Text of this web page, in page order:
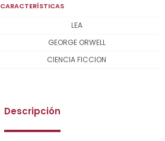
CARACTERÍSTICAS
LEA
GEORGE ORWELL
CIENCIA FICCION
Descripción